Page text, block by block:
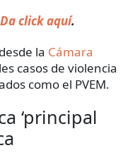
Da click aquí.
la Cámara
casos de violencia
como el PVEM.
‘principal